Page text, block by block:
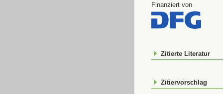
Finanziert von
Zitierte Literatur
Zitiervorschlag